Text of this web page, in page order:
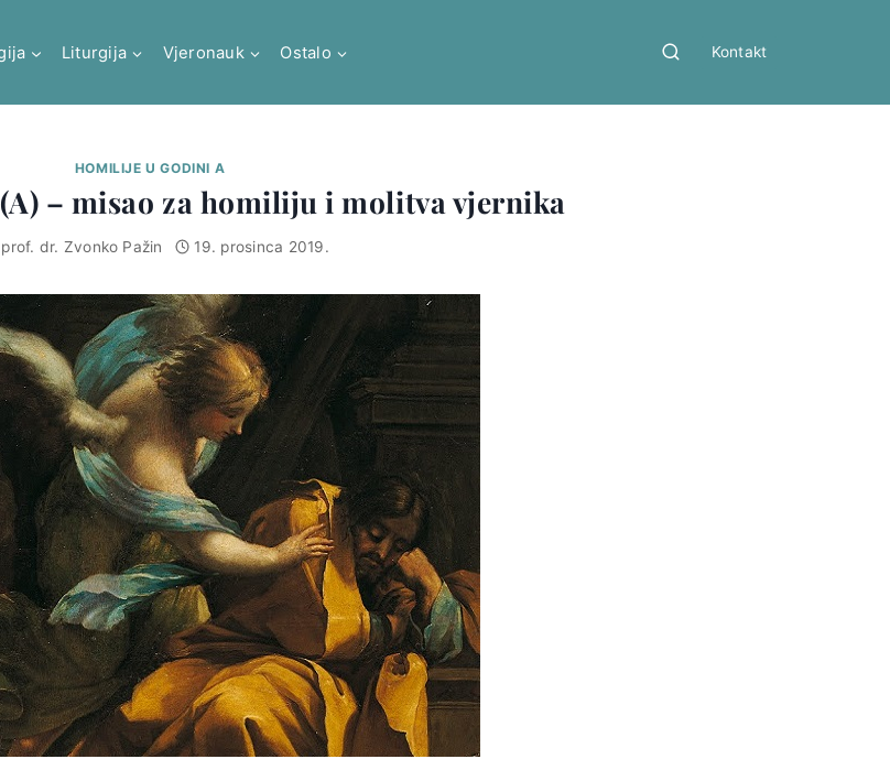
Liturgija Vjeronauk Ostalo Kontakt
HOMILIJE U GODINI A
– misao za homiliju i molitva vjernika
dr. Zvonko Pažin 19. prosinca 2019.